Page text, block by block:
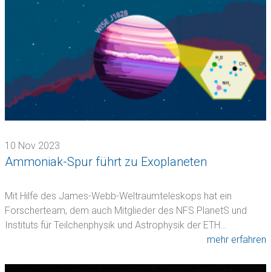
10 Nov 2023
Ammoniak-Spur führt zu Exoplaneten
Mit Hilfe des James-Webb-Weltraumteleskops hat ein
Forscherteam, dem auch Mitglieder des NFS PlanetS und
Instituts für Teilchenphysik und Astrophysik der ETH…
mehr erfahren